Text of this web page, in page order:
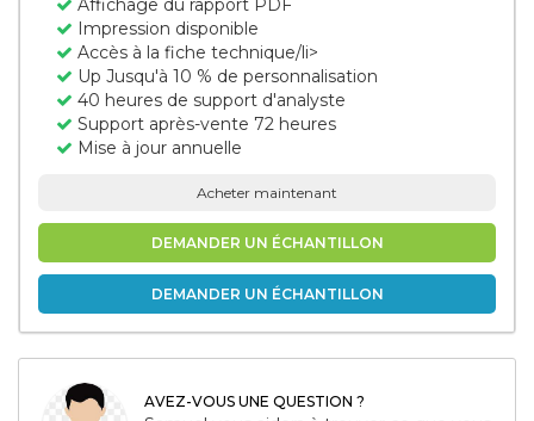
Affichage du rapport PDF
Impression disponible
Accès à la fiche technique/li>
Up Jusqu'à 10 % de personnalisation
40 heures de support d'analyste
Support après-vente 72 heures
Mise à jour annuelle
Acheter maintenant
DEMANDER UN ÉCHANTILLON
DEMANDER UN ÉCHANTILLON
AVEZ-VOUS UNE QUESTION ?